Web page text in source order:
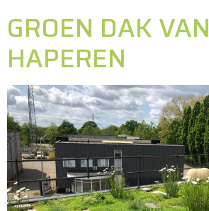
GROEN DAK VAN
HAPEREN